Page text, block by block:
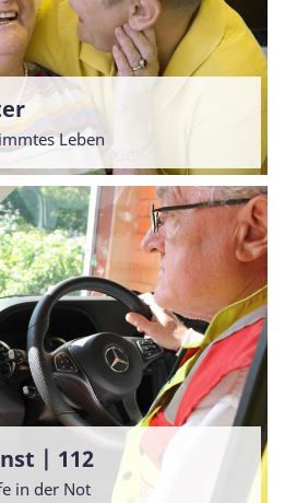
Leben
| 112
in der Not